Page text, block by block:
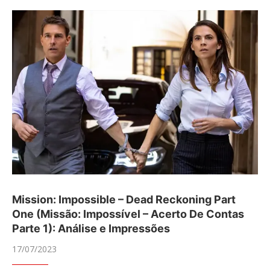
Mission: Impossible – Dead Reckoning Part
One (Missão: Impossível – Acerto De Contas
Parte 1): Análise e Impressões
17/07/2023